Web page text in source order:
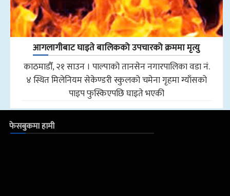
आगलागीबाट घाइते बालिकको उपचारको क्रममा मृत्यु
काठमाडौँ, २१ साउन । पाल्पाको तानसेन नगारपालिका वडा नं.
४ स्थित मिलेनियम सेकेण्डरी स्कुलको चमेना गृहमा ग्याँसको
पाइप फुस्किएपछि घाइते भएकी
फेसबुकमा हामी